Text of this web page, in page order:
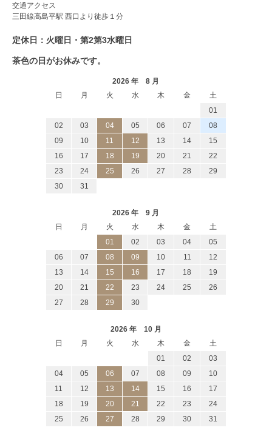
交通アクセス
三田線高島平駅 西口より徒歩１分
定休日：火曜日・第2第3水曜日
茶色の日がお休みです。
2026 年 8 月
日
月 火 水 木 金
土
01
02
03 04 05 06 07
08
09
10 11 12 13 14
15
16
17 18 19 20 21
22
23
24 25 26 27 28
29
30
31
2026 年 9 月
日
月 火 水 木 金
土
01
02 03 04
05
06
07 08 09 10 11
12
13
14 15 16 17 18
19
20
21 22 23 24 25
26
27
28 29 30
2026 年 10 月
日
月 火 水 木 金
土
01
02
03
04
05 06 07 08 09
10
11
12 13 14 15 16
17
18
19 20 21 22 23
24
25
26 27 28 29 30 31